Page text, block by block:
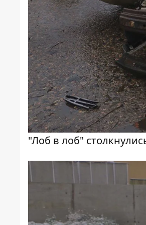
"Лоб в лоб"